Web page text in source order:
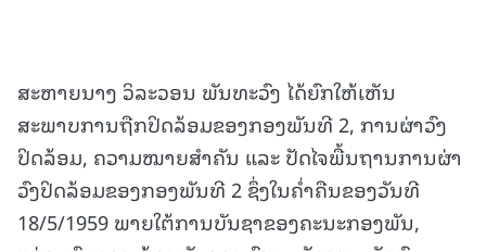
ສະຫາຍນາງ ວິລະວອນ ພັນທະວົງ ໄດ້ຍົກໃຫ້ເຫັນ
ສະພາບການຖືກປິດລ້ອມຂອງກອງພັນທີ 2, ການຜ່າວົງ
ປິດລ້ອມ, ຄວາມໝາຍສໍາຄັນ ແລະ ປັດໄຈພື້ນຖານການຜ່າ
ວົງປິດລ້ອມຂອງກອງພັນທີ 2 ຊຶ່ງໃນຄໍ່າຄືນຂອງວັນທີ
18/5/1959 ພາຍໃຕ້ການບັນຊາຂອງຄະນະກອງພັນ,